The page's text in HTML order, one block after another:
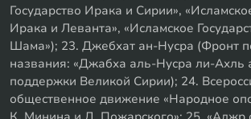
Государство Ирака и Сирии»,
Ирака и Леванта», «Исламское
Шама»); 23. Джебхат ан-Нусра (Фронт
названия: «Джабха аль-Нусра ли-
поддержки Великой Сирии); 24.
общественное движение «Народное